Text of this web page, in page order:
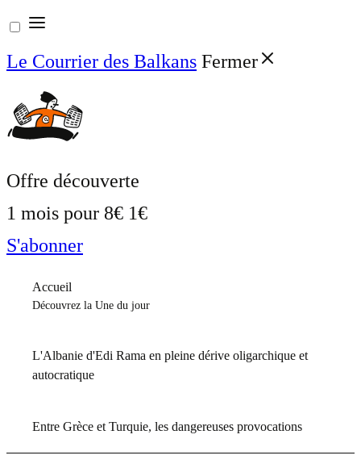
Aller
au
contenu
Le Courrier des Balkans Fermer
Offre découverte
1 mois pour 8€ 1€
S'abonner
Accueil
Découvrez la Une du jour
L'Albanie d'Edi Rama en pleine dérive oligarchique et
autocratique
Entre Grèce et Turquie, les dangereuses provocations